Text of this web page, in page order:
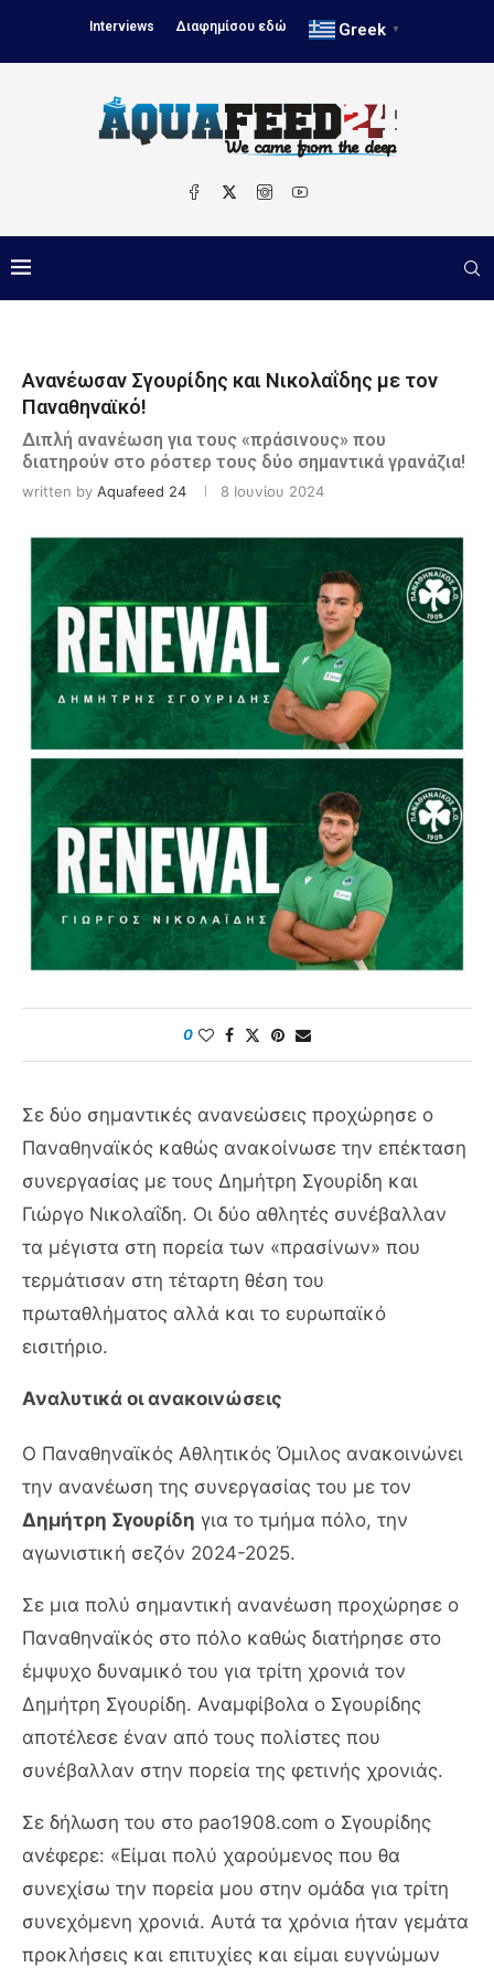
Interviews Διαφημίσου εδώ Greek ▼
Ανανέωσαν Σγουρίδης και Νικολαΐδης με τον
Παναθηναϊκό!
Διπλή ανανέωση για τους «πράσινους» που
διατηρούν στο ρόστερ τους δύο σημαντικά γρανάζια!
written by Aquafeed 24 8 Ιουνίου 2024
0
Σε δύο σημαντικές ανανεώσεις προχώρησε ο
Παναθηναϊκός καθώς ανακοίνωσε την επέκταση
συνεργασίας με τους Δημήτρη Σγουρίδη και
Γιώργο Νικολαΐδη. Οι δύο αθλητές συνέβαλλαν
τα μέγιστα στη πορεία των «πρασίνων» που
τερμάτισαν στη τέταρτη θέση του
πρωταθλήματος αλλά και το ευρωπαϊκό
εισιτήριο.
Αναλυτικά οι ανακοινώσεις
Ο Παναθηναϊκός Αθλητικός Όμιλος ανακοινώνει
την ανανέωση της συνεργασίας του με τον
Δημήτρη Σγουρίδη για το τμήμα πόλο, την
αγωνιστική σεζόν 2024-2025.
Σε μια πολύ σημαντική ανανέωση προχώρησε ο
Παναθηναϊκός στο πόλο καθώς διατήρησε στο
έμψυχο δυναμικό του για τρίτη χρονιά τον
Δημήτρη Σγουρίδη. Αναμφίβολα ο Σγουρίδης
αποτέλεσε έναν από τους πολίστες που
συνέβαλλαν στην πορεία της φετινής χρονιάς.
Σε δήλωση του στο pao1908.com ο Σγουρίδης
ανέφερε: «Είμαι πολύ χαρούμενος που θα
συνεχίσω την πορεία μου στην ομάδα για τρίτη
συνεχόμενη χρονιά. Αυτά τα χρόνια ήταν γεμάτα
προκλήσεις και επιτυχίες και είμαι ευγνώμων